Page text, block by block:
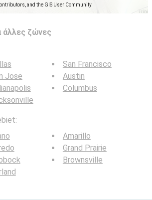
and the GIS User Community
άλλες ζώνες
Jose
San Francisco
Austin
Columbus
Amarillo
Grand Prairie
Brownsville